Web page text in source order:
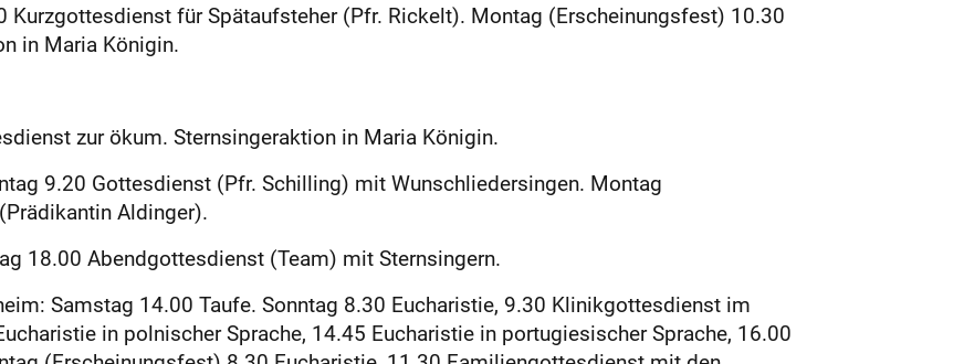
Kurzgottesdienst für Spätaufsteher (Pfr. Rickelt). Montag (Erscheinungsfest) 10.30
in Maria Königin.
zur ökum. Sternsingeraktion in Maria Königin.
9.20 Gottesdienst (Pfr. Schilling) mit Wunschliedersingen. Montag
Aldinger).
18.00 Abendgottesdienst (Team) mit Sternsingern.
Samstag 14.00 Taufe. Sonntag 8.30 Eucharistie, 9.30 Klinikgottesdienst im
in polnischer Sprache, 14.45 Eucharistie in portugiesischer Sprache, 16.00